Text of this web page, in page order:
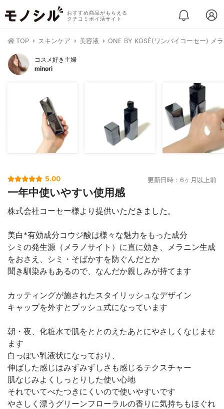
おすすめ商品がもらえる
クチコミポイ活サイト
TOP スキンケア 美容液 ONE BY KOSÉ(ワンバイコーセー) メ
コスメ好き主婦
minori
5.00 更新日時：6ヶ月以上前
一年中使いやすい使用感
株式会社コーセー様より提供いただきました。
美白*有効成分コウジ酸は様々な魅力をもった成分
シミの発生源（メラノサイト）に直に効き、メラニン生成
をおさえ、シミ・そばかすを防ぐんだとか
聞き馴染みもあるので、なんだか親しみが持てます
カッティングが施されたスタイリッシュなデザイン
キャップを外すとプッシュ式になっています
朝・夜、化粧水で肌をととのえたあとにやさしくなじませ
ます
白っぽい乳液状になっており、
伸ばした感じはみずみずしさも感じるテクスチャー
肌なじみよくしっとりした使い心地
それでいてべたつきにくいので使いやすいです
やさしく漂うグリーンフローラルの香りに気持ちもほぐれ